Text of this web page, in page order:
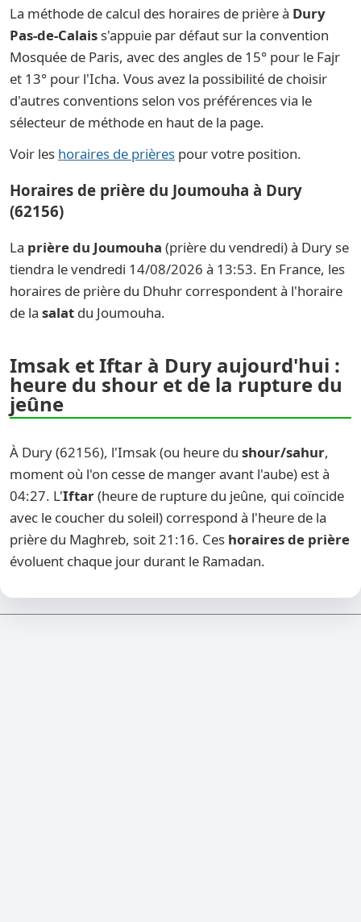
La méthode de calcul des horaires de prière à Dury
Pas-de-Calais s'appuie par défaut sur la convention
Mosquée de Paris, avec des angles de 15° pour le Fajr
et 13° pour l'Icha. Vous avez la possibilité de choisir
d'autres conventions selon vos préférences via le
sélecteur de méthode en haut de la page.
Voir les horaires de prières pour votre position.
Horaires de prière du Joumouha à Dury
(62156)
La prière du Joumouha (prière du vendredi) à Dury se
tiendra le vendredi 14/08/2026 à 13:53. En France, les
horaires de prière du Dhuhr correspondent à l'horaire
de la salat du Joumouha.
Imsak et Iftar à Dury aujourd'hui :
heure du shour et de la rupture du
jeûne
À Dury (62156), l'Imsak (ou heure du shour/sahur,
moment où l'on cesse de manger avant l'aube) est à
04:27. L'Iftar(heure de rupture du jeûne, qui coïncide
avec le coucher du soleil) correspond à l'heure de la
prière du Maghreb, soit 21:16. Ces horaires de prière
évoluent chaque jour durant le Ramadan.